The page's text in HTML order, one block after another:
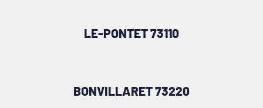
LE-PONTET 73110
BONVILLARET 73220